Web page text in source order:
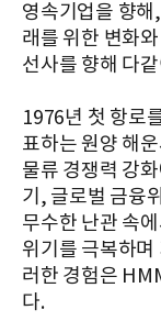
영속기업을 향해
래를 위한 변화
선사를 향해 다
1976년 첫 항로
표하는 원양 해
물류 경쟁력 강
기, 글로벌 금융
무수한 난관 속
위기를 극복하며
러한 경험은
다.